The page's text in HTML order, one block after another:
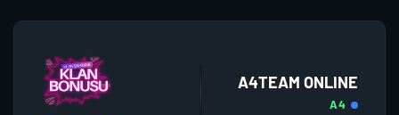
A4TEAM ONLINE
A4